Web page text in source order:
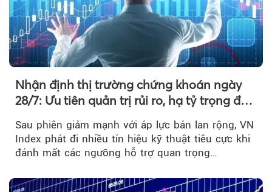
Nhận định thị trường chứng khoán ngày
28/7: Ưu tiên quản trị rủi ro, hạ tỷ trọng đòn
Sau phiên giảm mạnh với áp lực bán lan rộng, VN
Index phát đi nhiều tín hiệu kỹ thuật tiêu cực khi
đánh mất các ngưỡng hỗ trợ quan trọng…